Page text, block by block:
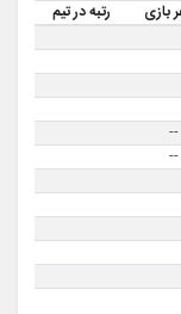
بازی
رتبه در تیم
--
--